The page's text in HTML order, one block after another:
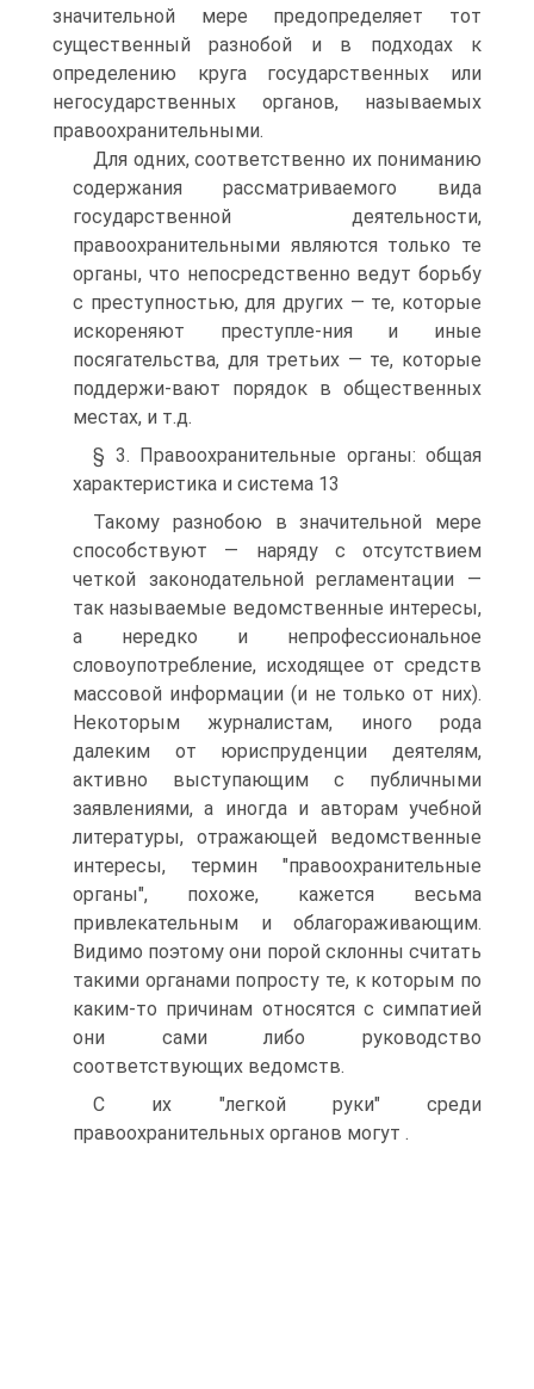
значительной мере предопределяет тот
существенный разнобой и в подходах к
определению круга государственных или
негосударственных органов, называемых
правоохранительными.
Для одних, соответственно их пониманию
содержания рассматриваемого вида
государственной деятельности,
правоохранительными являются только те
органы, что непосредственно ведут борьбу
с преступностью, для других — те, которые
искореняют преступле-ния и иные
посягательства, для третьих — те, которые
поддержи-вают порядок в общественных
местах, и т.д.
§ 3. Правоохранительные органы: общая
характеристика и система 13
Такому разнобою в значительной мере
способствуют — наряду с отсутствием
четкой законодательной регламентации —
так называемые ведомственные интересы,
а нередко и непрофессиональное
словоупотребление, исходящее от средств
массовой информации (и не только от них).
Некоторым журналистам, иного рода
далеким от юриспруденции деятелям,
активно выступающим с публичными
заявлениями, а иногда и авторам учебной
литературы, отражающей ведомственные
интересы, термин "правоохранительные
органы", похоже, кажется весьма
привлекательным и облагораживающим.
Видимо поэтому они порой склонны считать
такими органами попросту те, к которым по
каким-то причинам относятся с симпатией
они сами либо руководство
соответствующих ведомств.
С их "легкой руки" среди
правоохранительных органов могут .